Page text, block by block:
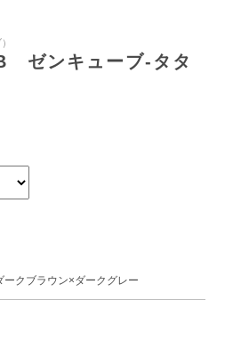
ゼンキューブ-タタ
クブラウン×ダークグレー